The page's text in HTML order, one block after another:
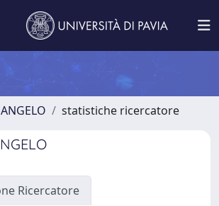
statistiche ricercatore
Ricercatore